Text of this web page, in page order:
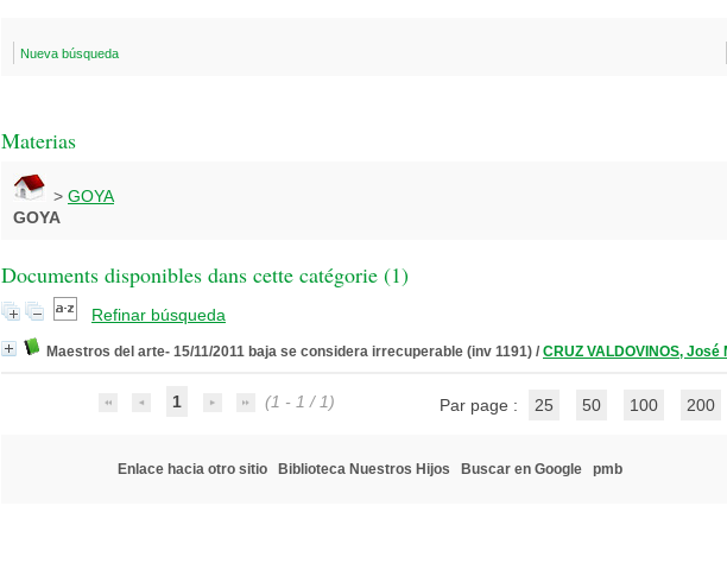
Nueva búsqueda
Materias
> GOYA
GOYA
Documents disponibles dans cette catégorie (1)
Refinar búsqueda
Maestros del arte- 15/11/2011 baja se considera irrecuperable (inv 1191) / CRUZ VALDOVINOS, José
1 (1 - 1 / 1) Par page : 25 50 100 200
Enlace hacia otro sitio Biblioteca Nuestros Hijos Buscar en Google pmb